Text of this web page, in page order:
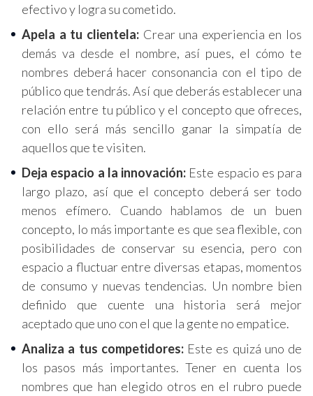
efectivo y logra su cometido.
Apela a tu clientela:Crear una experiencia en los
demás va desde el nombre, así pues, el cómo te
nombres deberá hacer consonancia con el tipo de
público que tendrás. Así que deberás establecer una
relación entre tu público y el concepto que ofreces,
con ello será más sencillo ganar la simpatía de
aquellos que te visiten.
Deja espacio a la innovación: Este espacio es para
largo plazo, así que el concepto deberá ser todo
menos efímero. Cuando hablamos de un buen
concepto, lo más importante es que sea flexible, con
posibilidades de conservar su esencia, pero con
espacio a fluctuar entre diversas etapas, momentos
de consumo y nuevas tendencias. Un nombre bien
definido que cuente una historia será mejor
aceptado que uno con el que la gente no empatice.
Analiza a tus competidores:Este es quizá uno de
los pasos más importantes. Tener en cuenta los
nombres que han elegido otros en el rubro puede